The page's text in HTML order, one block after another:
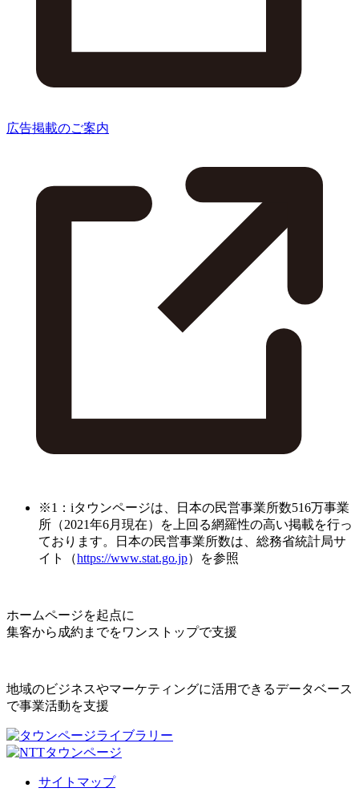
広告掲載のご案内
※1：iタウンページは、日本の民営事業所数516万事業
所（2021年6月現在）を上回る網羅性の高い掲載を行っ
ております。日本の民営事業所数は、総務省統計局サ
イト（https://www.stat.go.jp）を参照
ホームページを起点に
集客から成約までをワンストップで支援
地域のビジネスやマーケティングに活用できるデータベース
で事業活動を支援
サイトマップ